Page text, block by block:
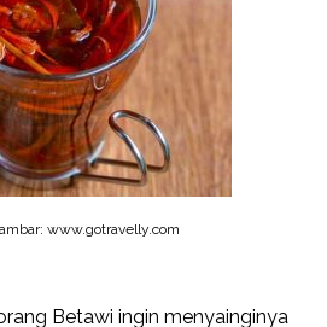
www.gotravelly.com
Betawi ingin menyainginya